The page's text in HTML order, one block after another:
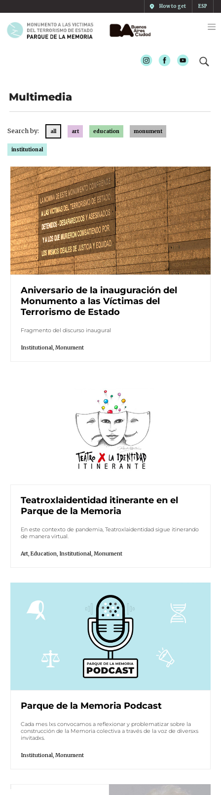
How to get ESP
InstagramFacebookYoutube
Multimedia
Search by: all art education monument
institutional
Aniversario de la inauguración del
Monumento a las Víctimas del
Terrorismo de Estado
Fragmento del discurso inaugural
Institutional, Monument
Teatroxlaidentidad itinerante en el
Parque de la Memoria
En este contexto de pandemia, Teatroxlaidentidad sigue itinerando
de manera virtual.
Art Education Institutional Monument
Parque de la Memoria Podcast
Cada mes lxs convocamos a reflexionar y problematizar sobre la
construcción de la Memoria colectiva a través de la voz de diversxs
invitadxs.
Institutional, Monument